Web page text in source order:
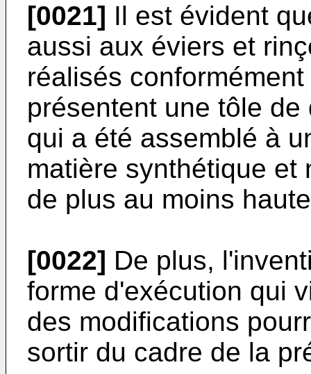
[0021] Il est évident
aussi aux éviers et
réalisés
présentent une tôle
qui a été assemblé à
matière synthétique et
de plus au moins
[0022] De plus,
forme d'exécution qui
des modifications
sortir du cadre de la